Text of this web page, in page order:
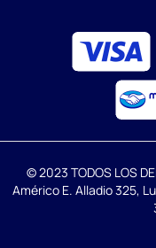
© 2023 TODOS LOS
Américo E. Alladio 325,